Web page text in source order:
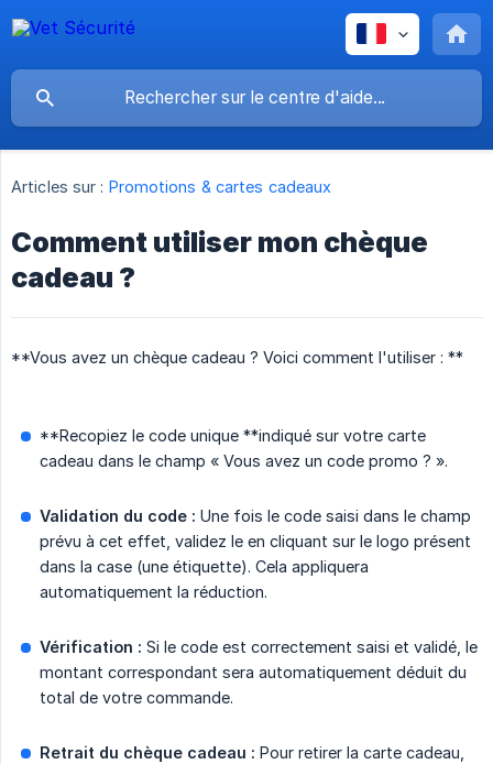
Articles sur : Promotions & cartes cadeaux
Comment utiliser mon chèque
cadeau ?
**Vous avez un chèque cadeau ? Voici comment l'utiliser : **
**Recopiez le code unique **indiqué sur votre carte
cadeau dans le champ « Vous avez un code promo ? ».
Validation du code : Une fois le code saisi dans le champ
prévu à cet effet, validez le en cliquant sur le logo présent
dans la case (une étiquette). Cela appliquera
automatiquement la réduction.
Vérification : Si le code est correctement saisi et validé, le
montant correspondant sera automatiquement déduit du
total de votre commande.
Retrait du chèque cadeau : Pour retirer la carte cadeau,